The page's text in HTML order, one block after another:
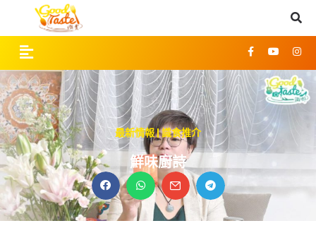
最新情報|識食推介
鮮味廚詩